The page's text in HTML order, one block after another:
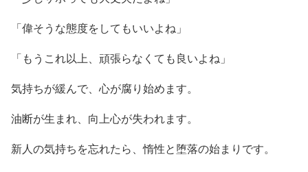
「偉そうな態度をしてもいいよね」
「もうこれ以上、頑張らなくても良いよね」
気持ちが緩んで、心が腐り始めます。
油断が生まれ、向上心が失われます。
新人の気持ちを忘れたら、惰性と堕落の始まりです。